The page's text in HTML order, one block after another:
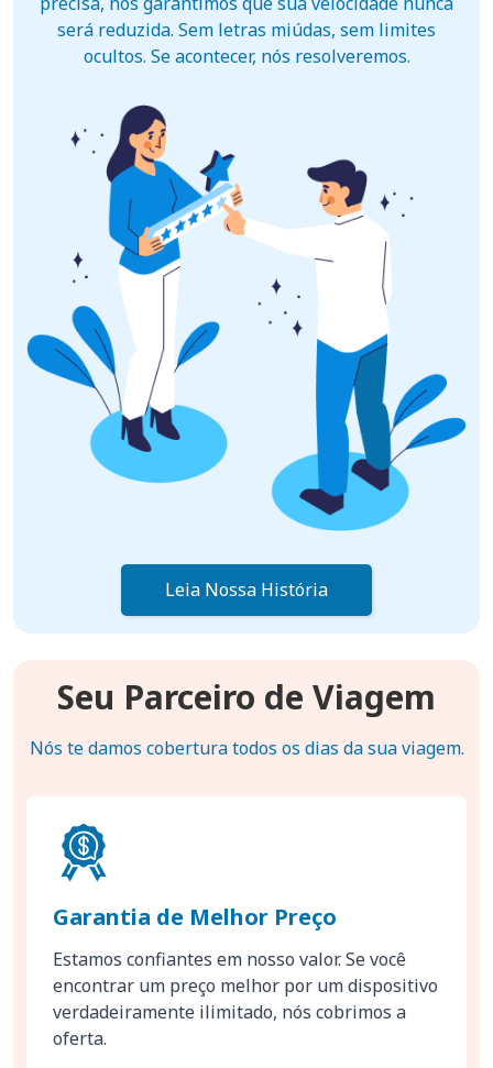
será reduzida. Sem letras miúdas, sem limites
ocultos. Se acontecer, nós resolveremos.
Leia Nossa História
Seu Parceiro de Viagem
Nós te damos cobertura todos os dias da sua viagem.
Garantia de Melhor Preço
Estamos confiantes em nosso valor. Se você
encontrar um preço melhor por um dispositivo
verdadeiramente ilimitado, nós cobrimos a
oferta.